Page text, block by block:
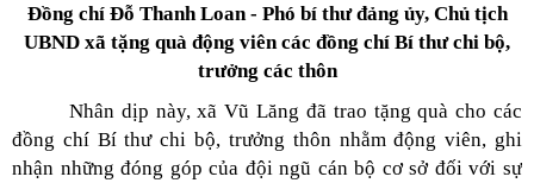
Đồng chí Đỗ Thanh Loan - Phó bí thư đảng ủy, Chủ tịch
UBND xã tặng quà động viên các đồng chí Bí thư chi bộ,
trưởng các thôn
Nhân dịp này, xã Vũ Lăng đã trao tặng quà cho các
đồng chí Bí thư chi bộ, trưởng thôn nhằm động viên, ghi
nhận những đóng góp của đội ngũ cán bộ cơ sở đối với sự